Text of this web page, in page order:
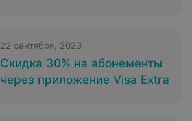
22 сентября, 2023
Скидка 30% на абонементы
через приложение Visa Extra